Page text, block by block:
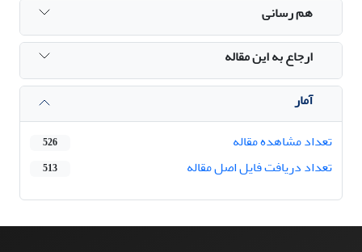
هم رسانی
ارجاع به این مقاله
آمار
تعداد مشاهده مقاله
526
تعداد دریافت فایل اصل مقاله 513